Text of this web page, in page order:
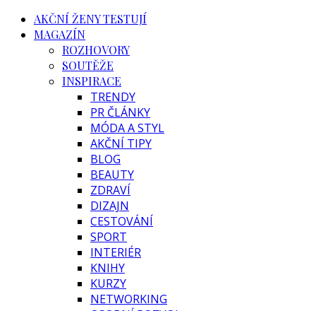
AKČNÍ ŽENY TESTUJÍ
MAGAZÍN
ROZHOVORY
SOUTĚŽE
INSPIRACE
TRENDY
PR ČLÁNKY
MÓDA A STYL
AKČNÍ TIPY
BLOG
BEAUTY
ZDRAVÍ
DIZAJN
CESTOVÁNÍ
SPORT
INTERIÉR
KNIHY
KURZY
NETWORKING